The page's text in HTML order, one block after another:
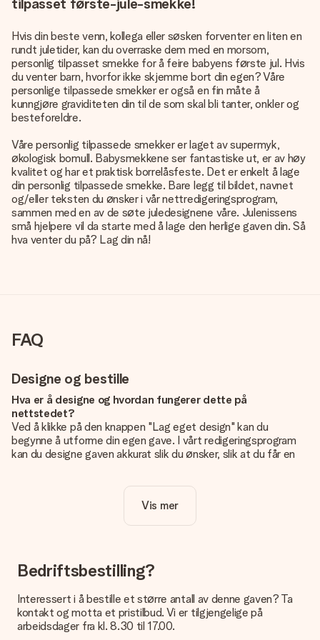
tilpasset første-jule-smekke!
Hvis din beste venn, kollega eller søsken forventer en liten en
rundt juletider, kan du overraske dem med en morsom,
personlig tilpasset smekke for å feire babyens første jul. Hvis
du venter barn, hvorfor ikke skjemme bort din egen? Våre
personlige tilpassede smekker er også en fin måte å
kunngjøre graviditeten din til de som skal bli tanter, onkler og
besteforeldre.
Våre personlig tilpassede smekker er laget av supermyk,
økologisk bomull. Babysmekkene ser fantastiske ut, er av høy
kvalitet og har et praktisk borrelåsfeste. Det er enkelt å lage
din personlig tilpassede smekke. Bare legg til bildet, navnet
og/eller teksten du ønsker i vår nettredigeringsprogram,
sammen med en av de søte juledesignene våre. Julenissens
små hjelpere vil da starte med å lage den herlige gaven din. Så
hva venter du på? Lag din nå!
FAQ
Designe og bestille
Hva er å designe og hvordan fungerer dette på
nettstedet?
Ved å klikke på den knappen "Lag eget design" kan du
begynne å utforme din egen gave. I vårt redigeringsprogram
kan du designe gaven akkurat slik du ønsker, slik at du får en
å gjøre gaven din helt unik.
Er eget design inkludert i prisen?
Hvordan vet jeg om bildt mitt er av riktig kvalitet?
Derfor er det viktig å bruke bilder av høy kvalitet. Hvis du er
usikker på kvaliteten på bildet ditt, kan du kontakte vår
kundeservice og legge ved bildet ditt sammen med gaven du
Vis mer
Bedriftsbestilling?
Interessert i å bestille et større antall av denne gaven? Ta
kontakt og motta et pristilbud. Vi er tilgjengelige på
arbeidsdager fra kl. 8.30 til 17.00.